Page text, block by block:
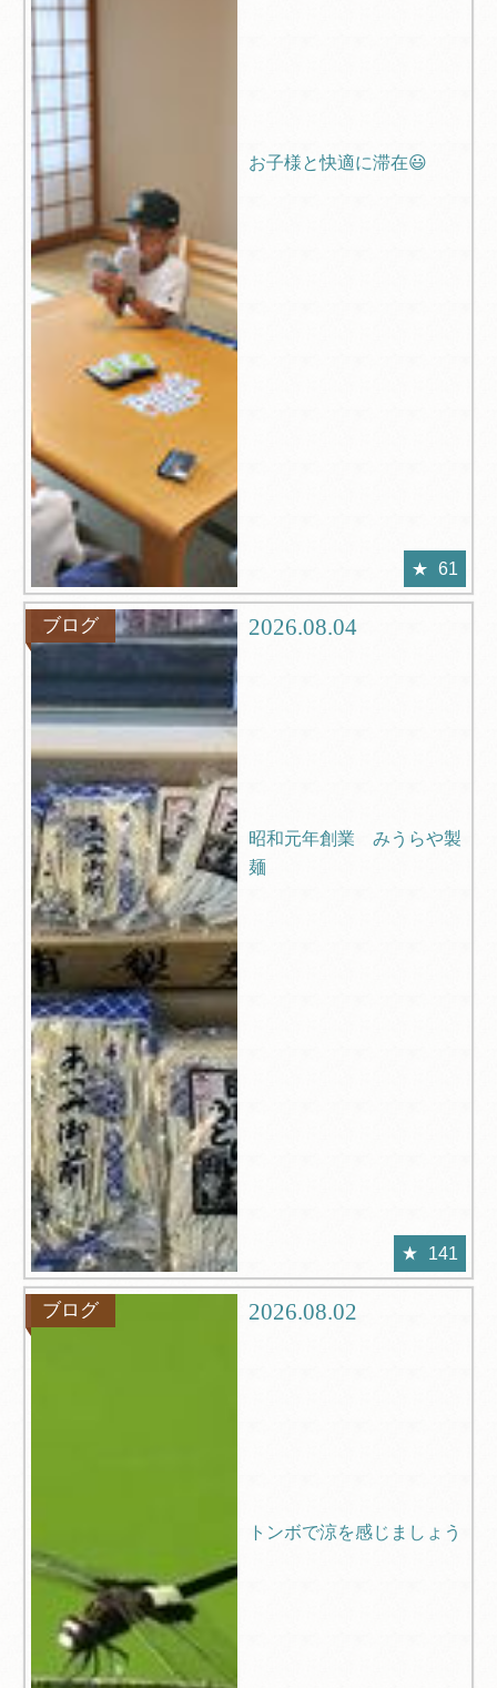
お子様と快適に滞在😃
61
ブログ 2026.08.04
昭和元年創業 みうらや製
麺
141
ブログ 2026.08.02
トンボで涼を感じましょう